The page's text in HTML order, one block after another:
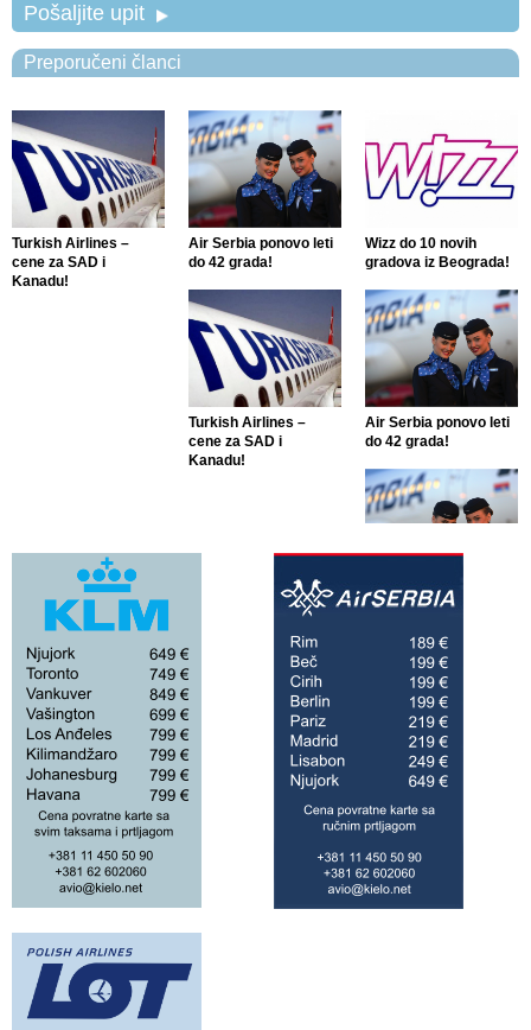
Pošaljite upit
Preporučeni članci
Turkish Airlines –
cene za SAD i
Kanadu!
Air Serbia ponovo leti
do 42 grada!
Wizz do 10 novih
gradova iz Beograda!
Turkish Airlines –
cene za SAD i
Kanadu!
Air Serbia ponovo leti
do 42 grada!
Air Serbia ponovo leti